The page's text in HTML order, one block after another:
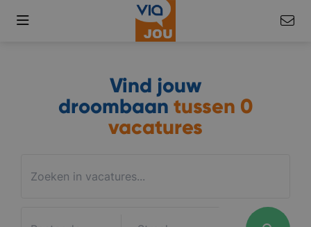
Vind jouw
droombaan tussen 0
vacatures